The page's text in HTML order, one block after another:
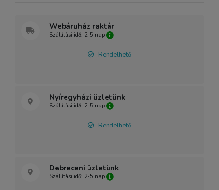
Webáruház raktár
Szállítási idő: 2-5 nap
Rendelhető
Nyíregyházi üzletünk
Szállítási idő: 2-5 nap
Rendelhető
Debreceni üzletünk
Szállítási idő: 2-5 nap